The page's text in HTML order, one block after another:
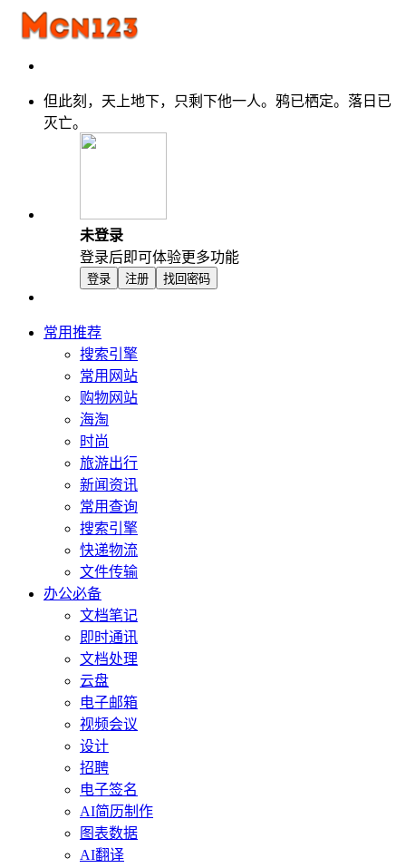
但此刻，天上地下，只剩下他一人。鸦已栖定。落日已
灭亡。
未登录
登录后即可体验更多功能
登录 注册 找回密码
常用推荐
搜索引擎
常用网站
购物网站
海淘
时尚
旅游出行
新闻资讯
常用查询
搜索引擎
快递物流
文件传输
办公必备
文档笔记
即时通讯
文档处理
云盘
电子邮箱
视频会议
设计
招聘
电子签名
AI简历制作
图表数据
AI翻译